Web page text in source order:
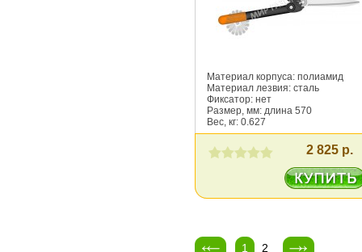
Материал корпуса: полиамид
Материал лезвия: сталь
Фиксатор: нет
Размер, мм: длина 570
Вес, кг: 0.627
2 825 р.
1 2